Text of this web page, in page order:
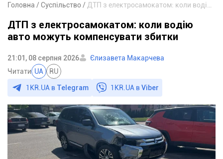
Головна Суспільство
ДТП з електросамокатом: коли водію
авто можуть компенсувати збитки
21:01, 08 серпня 2026
Єлизавета Макарчева
Читати UA RU
1KR.UA в Telegram 1KR.UA вViber